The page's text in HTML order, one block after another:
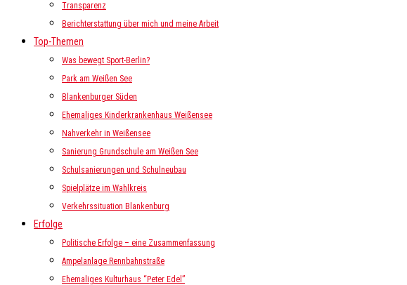
Transparenz
Berichterstattung über mich und meine Arbeit
Top-Themen
Was bewegt Sport-Berlin?
Park am Weißen See
Blankenburger Süden
Ehemaliges Kinderkrankenhaus Weißensee
Nahverkehr in Weißensee
Sanierung Grundschule am Weißen See
Schulsanierungen und Schulneubau
Spielplätze im Wahlkreis
Verkehrssituation Blankenburg
Erfolge
Politische Erfolge – eine Zusammenfassung
Ampelanlage Rennbahnstraße
Ehemaliges Kulturhaus “Peter Edel”